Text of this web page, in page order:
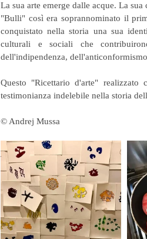
La sua arte emerge dalle acque. La
"Bulli" così era soprannominato il
conquistato nella storia una sua
culturali e sociali che
dell'indipendenza,
Questo "Ricettario d'arte"
testimonianza indelebile nella storia
© Andrej Mussa